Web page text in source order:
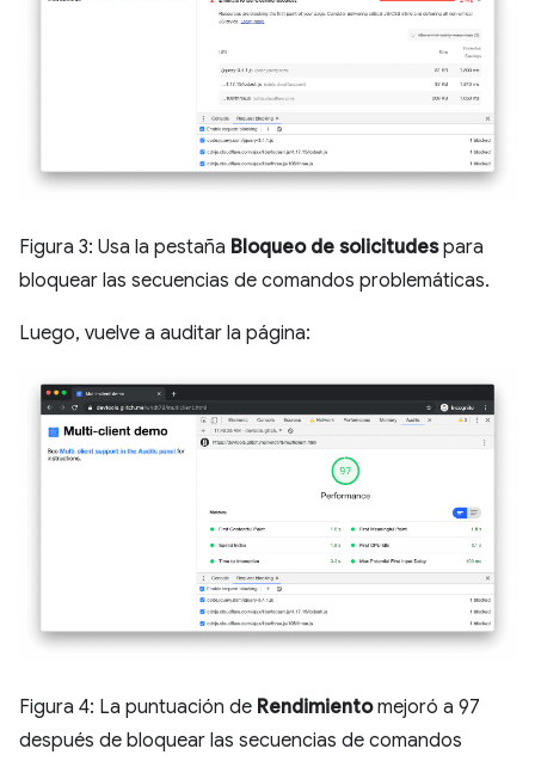
Figura 3: Usa la pestaña Bloqueo de solicitudespara
bloquear las secuencias de comandos problemáticas.
Luego, vuelve a auditar la página:
Figura 4: La puntuación de Rendimientomejoró a 97
después de bloquear las secuencias de comandos